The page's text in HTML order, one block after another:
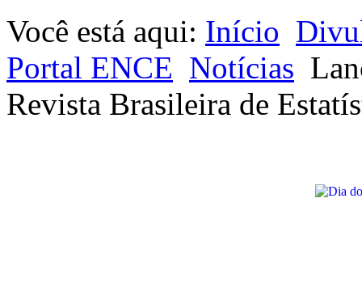
Você está aqui: Início
Portal ENCE Notícias
Revista Brasileira de